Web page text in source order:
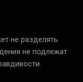
не разделять
не подлежат